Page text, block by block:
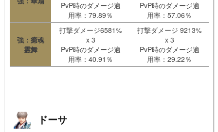
PvP時のダメージ適
用率：79.89％
PvP時のダメージ適
用率：57.06％
強：癒魂
霊舞
打撃ダメージ6581%
x 3
PvP時のダメージ適
用率：40.91％
打撃ダメージ 9213%
x 3
PvP時のダメージ適
用率：29.22％
ドーサ